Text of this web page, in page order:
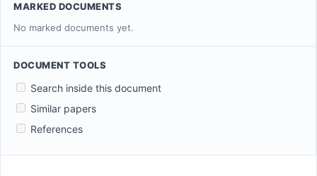
MARKED DOCUMENTS
No marked documents yet.
DOCUMENT TOOLS
Search inside this document
Similar papers
References